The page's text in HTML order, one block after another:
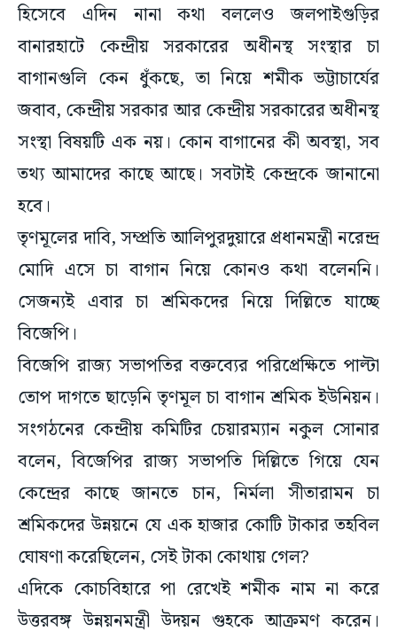
হিসেবে এদিন নানা কথা বললেও জলপাইগুড়ির
বানারহাটে কেন্দ্রীয় সরকারের অধীনস্থ সংস্থার চা
বাগানগুলি কেন ধুঁকছে, তা নিয়ে শমীক ভট্টাচার্যের
জবাব, কেন্দ্রীয় সরকার আর কেন্দ্রীয় সরকারের অধীনস্থ
সংস্থা বিষয়টি এক নয়। কোন বাগানের কী অবস্থা, সব
তথ্য আমাদের কাছে আছে। সবটাই কেন্দ্রকে জানানো
হবে।
তৃণমূলের দাবি, সম্প্রতি আলিপুরদুয়ারে প্রধানমন্ত্রী নরেন্দ্র
মোদি এসে চা বাগান নিয়ে কোনও কথা বলেননি।
সেজন্যই এবার চা শ্রমিকদের নিয়ে দিল্লিতে যাচ্ছে
বিজেপি।
বিজেপি রাজ্য সভাপতির বক্তব্যের পরিপ্রেক্ষিতে পাল্টা
তোপ দাগতে ছাড়েনি তৃণমূল চা বাগান শ্রমিক ইউনিয়ন।
সংগঠনের কেন্দ্রীয় কমিটির চেয়ারম্যান নকুল সোনার
বলেন, বিজেপির রাজ্য সভাপতি দিল্লিতে গিয়ে যেন
কেন্দ্রের কাছে জানতে চান, নির্মলা সীতারামন চা
শ্রমিকদের উন্নয়নে যে এক হাজার কোটি টাকার তহবিল
ঘোষণা করেছিলেন, সেই টাকা কোথায় গেল?
এদিকে কোচবিহারে পা রেখেই শমীক নাম না করে
উত্তরবঙ্গ উন্নয়নমন্ত্রী উদয়ন গুহকে আক্রমণ করেন।